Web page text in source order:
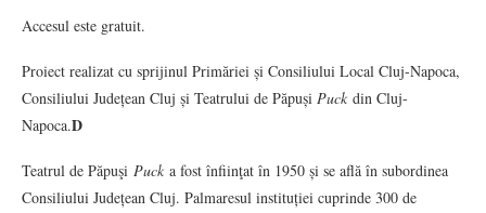
Accesul este gratuit.
Proiect realizat cu sprijinul Primăriei și Consiliului Local Cluj-Napoca,
Consiliului Județean Cluj și Teatrului de Păpuși Puck din Cluj-
Napoca.D
Teatrul de Păpuşi Puck a fost înfiinţat în 1950 și se află în subordinea
Consiliului Județean Cluj. Palmaresul instituției cuprinde 300 de